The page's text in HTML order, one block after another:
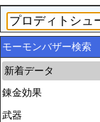
モーモンバザー検索
新着データ
錬金効果
武器